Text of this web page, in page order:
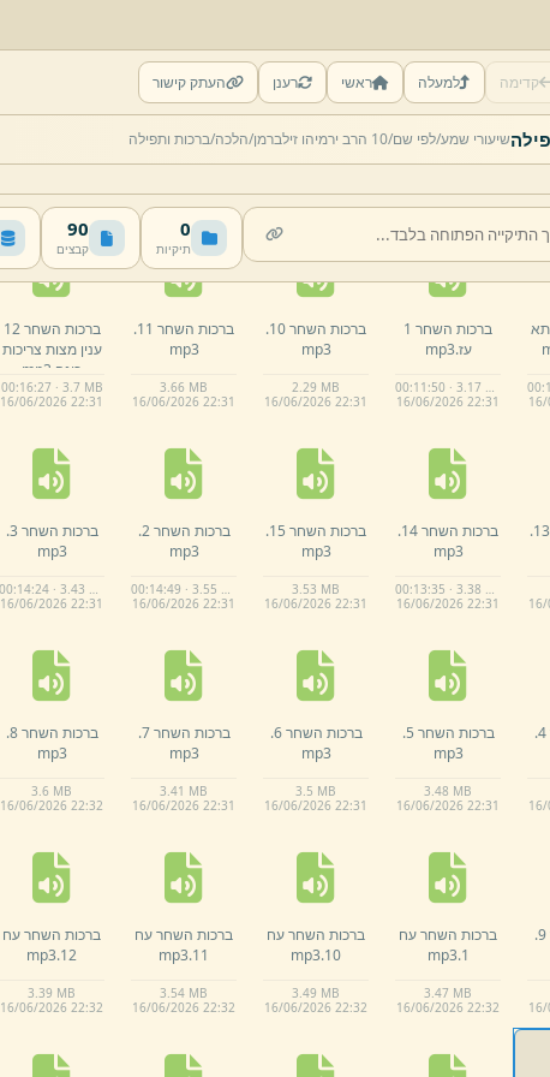
קדימה למעלה ראשי רענן העתק קישור
שיעורי שמע/לפי שם/10 הרב ירמיהו זילברמן/ הלכה/ברכות ותפילה
0
תיקיות
90
קבצים
16/
ברכות השחר 1
עז.mp3
00:11:50 · 3.17 MB
16/06/2026 22:31
ברכות השחר 10.
mp3
2.29 MB
16/06/2026 22:31
ברכות השחר 11.
mp3
3.66 MB
16/06/2026 22:31
ברכות השחר 12
ענין מצות צריכות
כונה. mp3
00:16:27 · 3.7 MB
16/06/2026 22:31
16/
ברכות השחר 14.
mp3
00:13:35 · 3.38 MB
16/06/2026 22:31
ברכות השחר 15.
mp3
3.53 MB
16/06/2026 22:31
ברכות השחר 2.
mp3
00:14:49 · 3.55 MB
16/06/2026 22:31
ברכות השחר 3.
mp3
00:14:24 · 3.43 MB
16/06/2026 22:31
16/
ברכות השחר 5.
mp3
3.48 MB
16/06/2026 22:31
ברכות השחר 6.
mp3
3.5 MB
16/06/2026 22:31
ברכות השחר 7.
mp3
3.41 MB
16/06/2026 22:31
ברכות השחר 8.
mp3
3.6 MB
16/06/2026 22:32
16/
ברכות השחר עח
1.
mp3
3.47 MB
16/06/2026 22:32
ברכות השחר עח
10.
mp3
3.49 MB
16/06/2026 22:32
ברכות השחר עח
11.
mp3
3.54 MB
16/06/2026 22:32
ברכות השחר עח
12.
mp3
3.39 MB
16/06/2026 22:32